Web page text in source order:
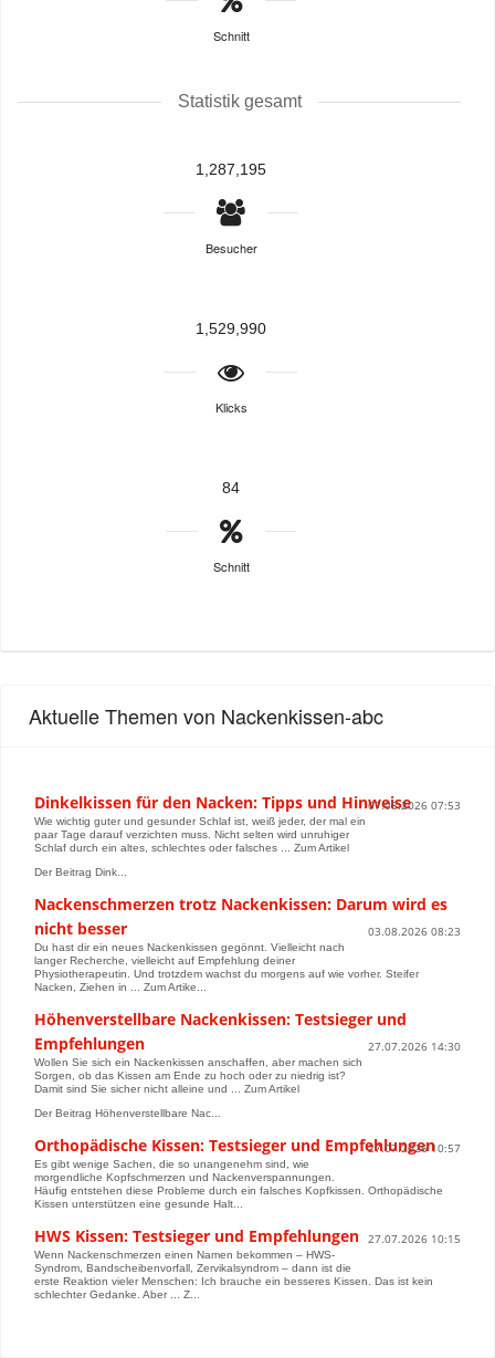
Schnitt
Statistik gesamt
1,287,195
Besucher
1,529,990
Klicks
84
Schnitt
Aktuelle Themen von Nackenkissen-abc
Dinkelkissen für den Nacken: Tipps und Hinweise07.08.2026 07:53
Wie wichtig guter und gesunder Schlaf ist, weiß jeder, der mal ein
paar Tage darauf verzichten muss. Nicht selten wird unruhiger
Schlaf durch ein altes, schlechtes oder falsches ... Zum Artikel
Der Beitrag Dink...
Nackenschmerzen trotz Nackenkissen: Darum wird es
nicht besser
03.08.2026 08:23
Du hast dir ein neues Nackenkissen gegönnt. Vielleicht nach
langer Recherche, vielleicht auf Empfehlung deiner
Physiotherapeutin. Und trotzdem wachst du morgens auf wie vorher. Steifer
Nacken, Ziehen in ... Zum Artike...
Höhenverstellbare Nackenkissen: Testsieger und
Empfehlungen
27.07.2026 14:30
Wollen Sie sich ein Nackenkissen anschaffen, aber machen sich
Sorgen, ob das Kissen am Ende zu hoch oder zu niedrig ist?
Damit sind Sie sicher nicht alleine und ... Zum Artikel
Der Beitrag Höhenverstellbare Nac...
Orthopädische Kissen: Testsieger und Empfehlungen
27.07.2026 10:57
Es gibt wenige Sachen, die so unangenehm sind, wie
morgendliche Kopfschmerzen und Nackenverspannungen.
Häufig entstehen diese Probleme durch ein falsches Kopfkissen. Orthopädische
Kissen unterstützen eine gesunde Halt...
HWS Kissen: Testsieger und Empfehlungen 27.07.2026 10:15
Wenn Nackenschmerzen einen Namen bekommen – HWS-
Syndrom, Bandscheibenvorfall, Zervikalsyndrom – dann ist die
erste Reaktion vieler Menschen: Ich brauche ein besseres Kissen. Das ist kein
schlechter Gedanke. Aber ... Z...